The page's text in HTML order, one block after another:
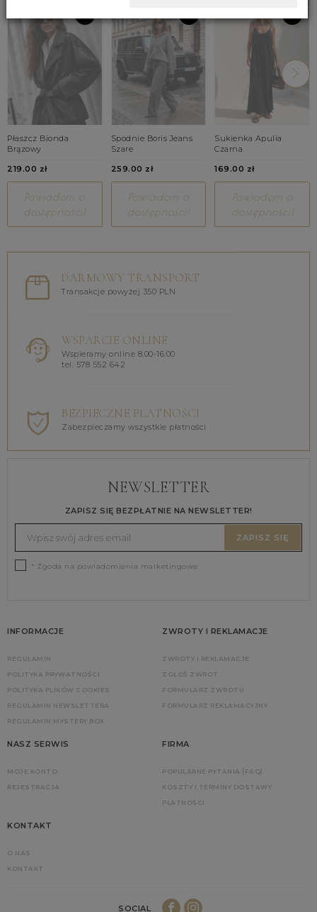
Płaszcz Bionda
Brązowy
219.00 zł
Powiadom o
dostępności!
Spodnie Boris Jeans
Szare
259.00 zł
Powiadom o
dostępności!
Sukienka Apulia
Czarna
169.00 zł
Powiadom o
dostępności!
DARMOWY TRANSPORT
Transakcje powyżej 350 PLN
WSPARCIE ONLINE
Wspieramy online 8.00-16.00
tel. 578 552 642
BEZPIECZNE PŁATNOŚCI
Zabezpieczamy wszystkie płatności
NEWSLETTER
ZAPISZ SIĘ BEZPŁATNIE NA NEWSLETTER!
ZAPISZ SIĘ
* Zgoda na powiadomienia marketingowe
INFORMACJE
REGULAMIN
POLITYKA PRYWATNOŚCI
POLITYKA PLIKÓW COOKIES
REGULAMIN NEWSLETTERA
REGULAMIN MYSTERY BOX
ZWROTY I REKLAMACJE
ZWROTY I REKLAMACJE
ZGŁOŚ ZWROT
FORMULARZ ZWROTU
FORMULARZ REKLAMACYJNY
NASZ SERWIS
MOJE KONTO
REJESTRACJA
FIRMA
POPULARNE PYTANIA (FAQ)
KOSZTY I TERMINY DOSTAWY
PŁATNOŚCI
KONTAKT
O NAS
KONTAKT
SOCIAL